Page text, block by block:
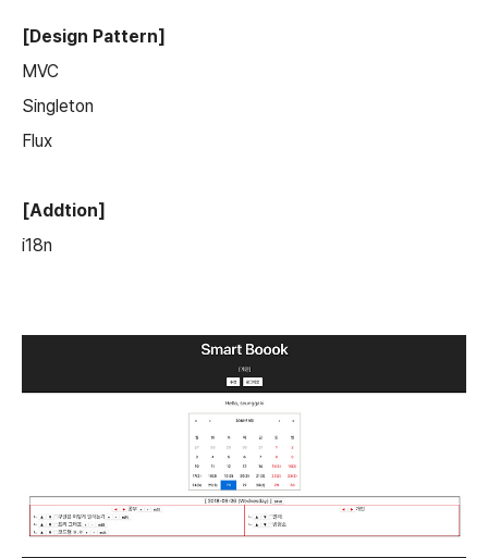
[Design Pattern]
MVC
Singleton
Flux
[Addtion]
i18n